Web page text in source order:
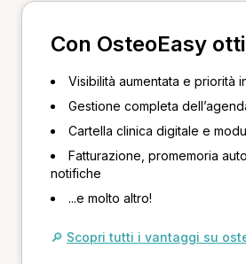
Con OsteoEasy
Visibilità aumentata e priorità
Gestione completa
Cartella clinica digitale e
Fatturazione, promemoria
notifiche
...e molto altro!
🔎 Scopri tutti i vantaggi su